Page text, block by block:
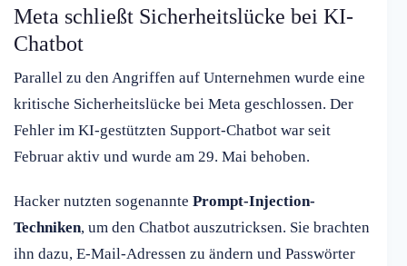
Meta schließt Sicherheitslücke bei KI-
Chatbot
Parallel zu den Angriffen auf Unternehmen wurde eine
kritische Sicherheitslücke bei Meta geschlossen. Der
Fehler im KI-gestützten Support-Chatbot war seit
Februar aktiv und wurde am 29. Mai behoben.
Hacker nutzten sogenannte Prompt-Injection-
Techniken, um den Chatbot auszutricksen. Sie brachten
ihn dazu, E-Mail-Adressen zu ändern und Passwörter